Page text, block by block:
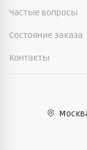
Частые вопросы
Состояние заказа
Контакты